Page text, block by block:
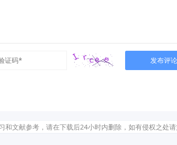
发布评论
和文献参考，请在下载后24小时内删除，如有侵权之